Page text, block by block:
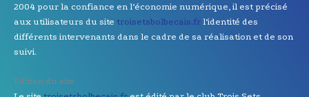
2004 pour la confiance en l’économie numérique, il est précisé
aux utilisateurs du site troisetsbolbecais.fr l’identité des
différents intervenants dans le cadre de sa réalisation et de son
suivi.
Edition du site